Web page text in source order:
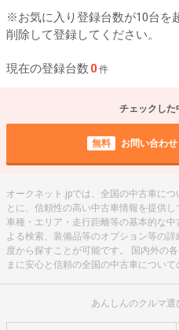
※お気に入り登録台数が10台を
削除して登録してください。
現在の登録台数 0 件
チェックした
無料 お問い合わせ
オークネット.jpでは、全国の中古車に
とに、信頼性の高い中古車情報を提供し
車種・エリア・走行距離等の基本的な
よる検索、装備品等のオプション等の
度から探すことが可能です。 国内外の
まに安心と信頼の全国の中古車について
あんしんのクルマ